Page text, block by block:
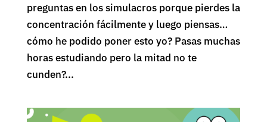
preguntas en los simulacros porque pierdes la
concentración fácilmente y luego piensas…
cómo he podido poner esto yo? Pasas muchas
horas estudiando pero la mitad no te
cunden?...